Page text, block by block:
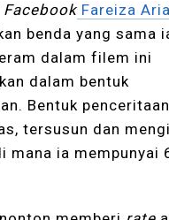
Facebook Fareiza
benda yang sama
dalam filem ini
dalam bentuk
Bentuk
tersusun dan
mana ia mempunyai